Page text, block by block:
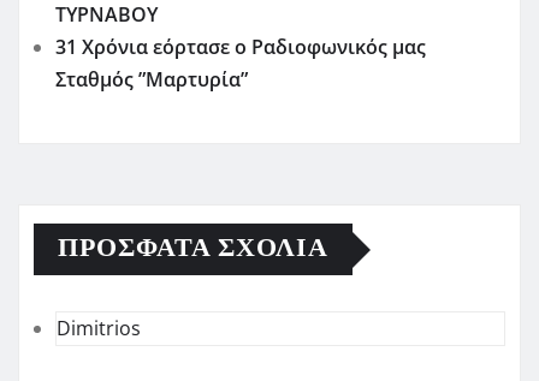
ΤΥΡΝΑΒΟΥ
31 Χρόνια εόρτασε ο Ραδιοφωνικός μας
Σταθμός ”Μαρτυρία”
ΠΡΌΣΦΑΤΑ ΣΧΌΛΙΑ
Dimitrios